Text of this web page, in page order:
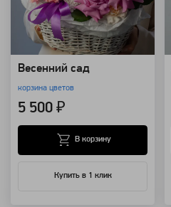
Весенний сад
корзина цветов
5 500 ₽
Купить в 1 клик
В корзину